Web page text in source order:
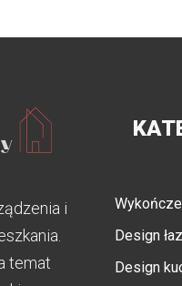
i
temat
Design
Design